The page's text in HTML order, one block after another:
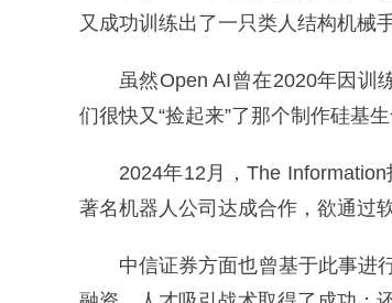
又成功训练出了一只类人结构机械手
虽然Open AI曾在2020年因训
们很快又“捡起来”了那个制作硅基生
2024年12月，The
著名机器人公司达成合作，欲通过
中信证券方面也曾基于此事进